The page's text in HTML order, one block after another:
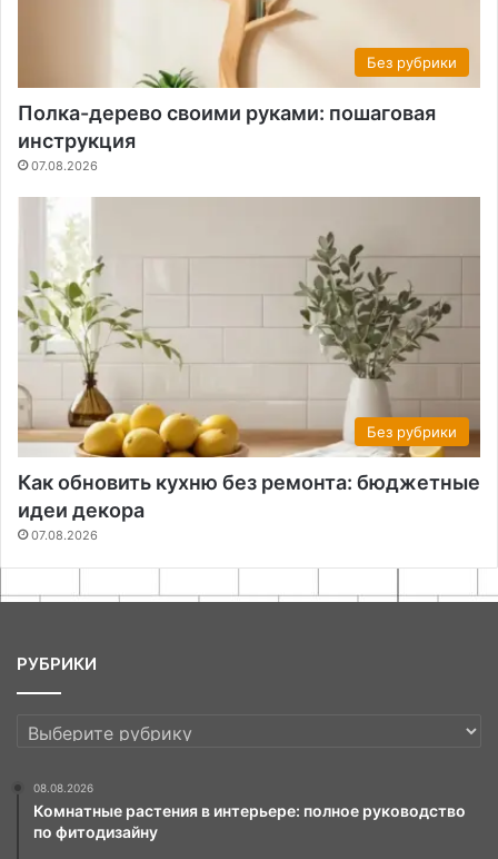
Без рубрики
Полка-дерево своими руками: пошаговая
инструкция
07.08.2026
Без рубрики
Как обновить кухню без ремонта: бюджетные
идеи декора
07.08.2026
РУБРИКИ
РУБРИКИ
08.08.2026
Комнатные растения в интерьере: полное руководство
по фитодизайну